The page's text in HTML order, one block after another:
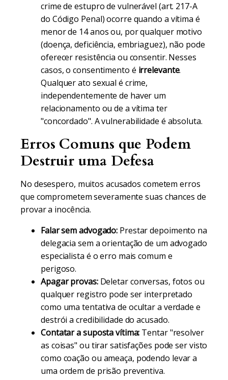
crime de estupro de vulnerável (art. 217-A
do Código Penal) ocorre quando a vítima é
menor de 14 anos ou, por qualquer motivo
(doença, deficiência, embriaguez), não pode
oferecer resistência ou consentir. Nesses
casos, o consentimento é irrelevante.
Qualquer ato sexual é crime,
independentemente de haver um
relacionamento ou de a vítima ter
"concordado". A vulnerabilidade é absoluta.
Erros Comuns que Podem
Destruir uma Defesa
No desespero, muitos acusados cometem erros
que comprometem severamente suas chances de
provar a inocência.
Falar sem advogado: Prestar depoimento na
delegacia sem a orientação de um advogado
especialista é o erro mais comum e
perigoso.
Apagar provas:Deletar conversas, fotos ou
qualquer registro pode ser interpretado
como uma tentativa de ocultar a verdade e
destrói a credibilidade do acusado.
Contatar a suposta vítima: Tentar "resolver
as coisas" ou tirar satisfações pode ser visto
como coação ou ameaça, podendo levar a
uma ordem de prisão preventiva.